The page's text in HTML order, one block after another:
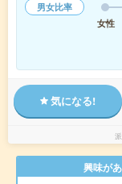
男女比率
女性
気になる!
興味が